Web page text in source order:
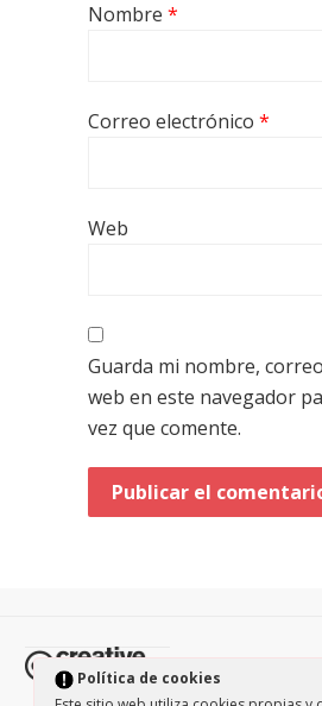
Política de cookies
Nombre *
Correo electrónico *
Web
Guarda mi nombre,
web en este navegador
vez que comente.
Todos los